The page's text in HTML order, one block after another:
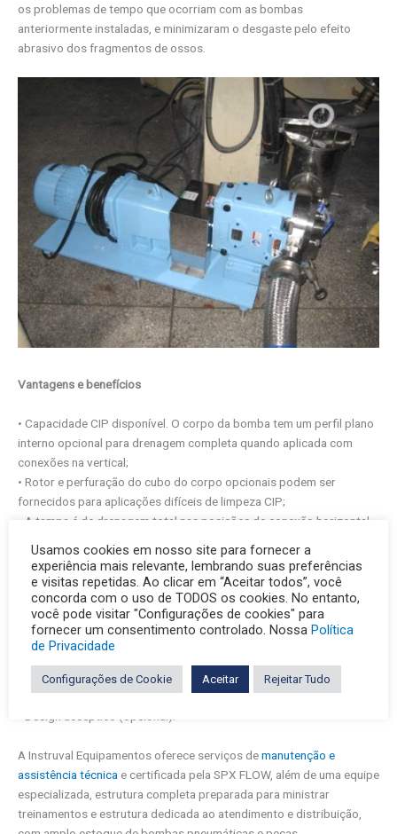
os problemas de tempo que ocorriam com as bombas
anteriormente instaladas, e minimizaram o desgaste pelo efeito
abrasivo dos fragmentos de ossos.
Vantagens e benefícios
• Capacidade CIP disponível. O corpo da bomba tem um perfil plano
interno opcional para drenagem completa quando aplicada com
conexões na vertical;
• Rotor e perfuração do cubo do corpo opcionais podem ser
fornecidos para aplicações difíceis de limpeza CIP;
• A tampa é de drenagem total nas posições de conexão horizontal
• Conexão rotor/eixo vedada a partir da área do produto;
• Selo mecânico simples padrão. Selos mecânicos duplos opcionais
também disponíveis;
• Opcional de lavagem de selo: áreas de vedação interconectadas
para melhorar a circulação e a drenagem do fluido de lavagem do
• Caixa de engrenagens em aço inoxidável opcional nos modelos
006 a 370;
• Design asséptico (opcional).
A Instruval Equipamentos oferece serviços demanutenção e
assistência técnica e certificada pela SPX FLOW, além de uma equipe
especializada, estrutura completa preparada para ministrar
treinamentos e estrutura dedicada ao atendimento e distribuição,
Usamos cookies em nosso site para fornecer a
experiência mais relevante, lembrando suas preferências
e visitas repetidas. Ao clicar em “Aceitar todos”, você
concorda com o uso de TODOS os cookies. No entanto,
você pode visitar "Configurações de cookies" para
fornecer um consentimento controlado. Nossa Política
de Privacidade
Configurações de Cookie Aceitar Rejeitar Tudo